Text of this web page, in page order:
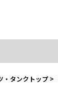
・タンクトップ >